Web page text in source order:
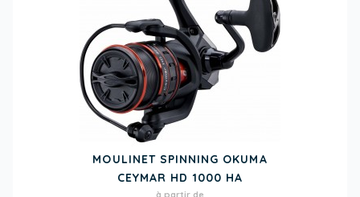
MOULINET SPINNING OKUMA
CEYMAR HD 1000 HA
Prix